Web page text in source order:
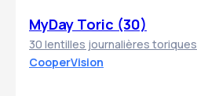
MyDay Toric (30)
30 lentilles journalières toriques
CooperVision